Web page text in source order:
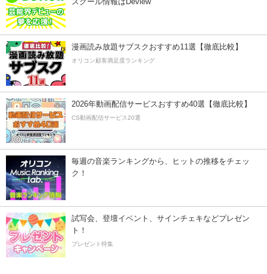
漫画読み放題サブスクおすすめ11選【徹底比較】
オリコン顧客満足度ランキング
2026年動画配信サービスおすすめ40選【徹底比較】
CS動画配信サービス20選
毎週の音楽ランキングから、ヒットの推移をチェッ
ク！
試写会、登壇イベント、サインチェキなどプレゼン
ト！
プレゼント特集